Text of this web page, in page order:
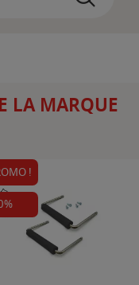
LA MARQUE
!